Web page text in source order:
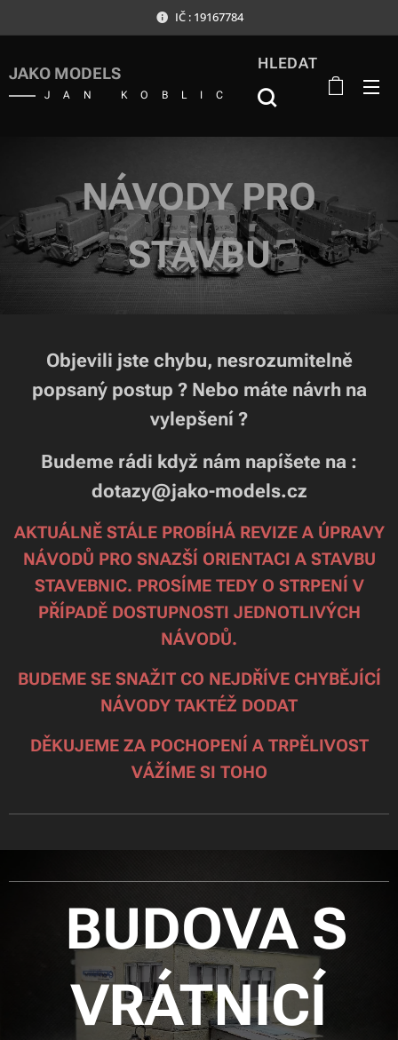
IČ : 19167784
JAKO MODELS
JAN KOBLIC
HLEDAT
NÁVODY PRO
STAVBU
Objevili jste chybu, nesrozumitelně
popsaný postup ? Nebo máte návrh na
vylepšení ?
Budeme rádi když nám napíšete na :
dotazy@jako-models.cz
AKTUÁLNĚ STÁLE PROBÍHÁ REVIZE A ÚPRAVY
NÁVODŮ PRO SNAZŠÍ ORIENTACI A STAVBU
STAVEBNIC. PROSÍME TEDY O STRPENÍ V
PŘÍPADĚ DOSTUPNOSTI JEDNOTLIVÝCH
NÁVODŮ.
BUDEME SE SNAŽIT CO NEJDŘÍVE CHYBĚJÍCÍ
NÁVODY TAKTÉŽ DODAT
DĚKUJEME ZA POCHOPENÍ A TRPĚLIVOST
VÁŽÍME SI TOHO
BUDOVA S
VRÁTNICÍ